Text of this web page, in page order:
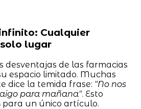
Cualquier
lugar
desventajas de las farmacias
espacio limitado. Muchas
dice la temida frase: "No nos
para mañana". Esto
para un único artículo.